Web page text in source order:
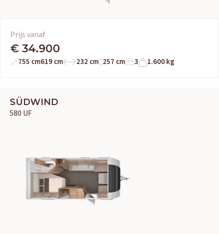
Prijs vanaf
€ 34.900
755 cm619 cm 232 cm 257 cm 3 1.600 kg
SÜDWIND
580 UF